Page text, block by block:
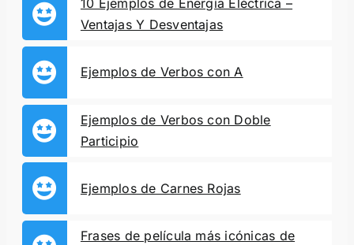
Ventajas Y Desventajas
Ejemplos de Verbos con A
Ejemplos de Verbos con Doble
Participio
Ejemplos de Carnes Rojas
Frases de película más icónicas de